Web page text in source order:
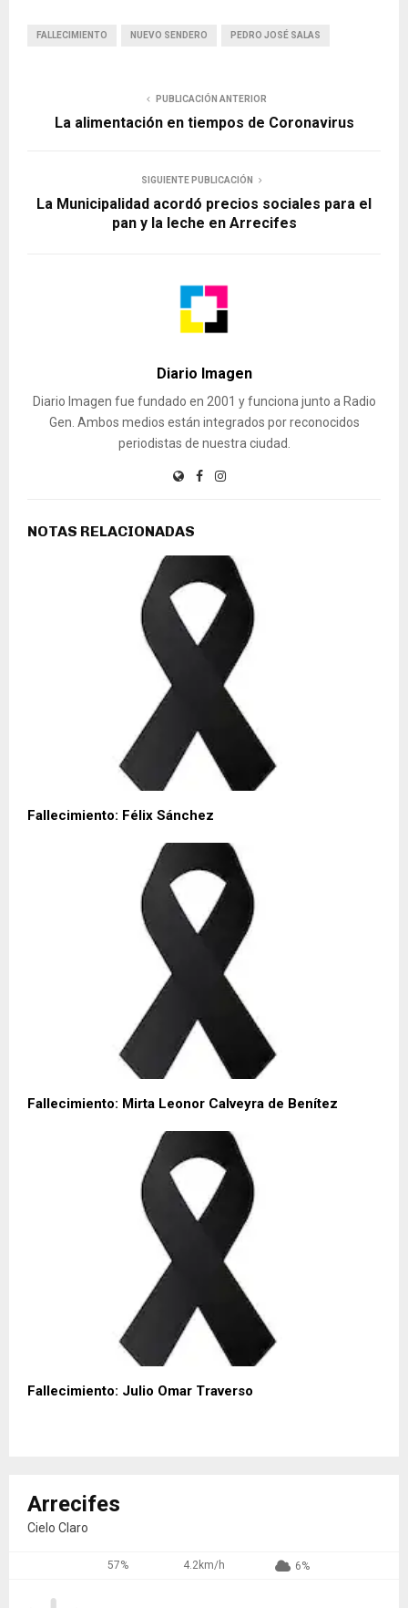
FALLECIMIENTO NUEVO SENDERO PEDRO JOSÉ SALAS
PUBLICACIÓN ANTERIOR
La alimentación en tiempos de Coronavirus
SIGUIENTE PUBLICACIÓN
La Municipalidad acordó precios sociales para el
pan y la leche en Arrecifes
Diario Imagen
Diario Imagen fue fundado en 2001 y funciona junto a Radio
Gen. Ambos medios están integrados por reconocidos
periodistas de nuestra ciudad.
NOTAS RELACIONADAS
Fallecimiento: Félix Sánchez
Fallecimiento: Mirta Leonor Calveyra de Benítez
Fallecimiento: Julio Omar Traverso
Arrecifes
Cielo Claro
57% 4.2km/h 6%